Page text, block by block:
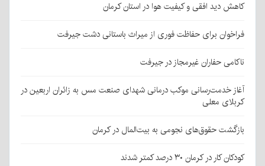
کاهش دید افقی و کیفیت هوا در استان کرمان
فراخوان برای حفاظت فوری از میراث باستانی دشت جیرفت
ناکامی حفاران غیرمجاز در جیرفت
آغاز خدمت‌رسانی موکب درمانی شهدای صنعت مس به زائران اربعین در
کربلای معلی
بازگشت حقوق‌های نجومی به بیت‌المال در کرمان
کودکان کار در کرمان ۳۰ درصد کمتر شدند